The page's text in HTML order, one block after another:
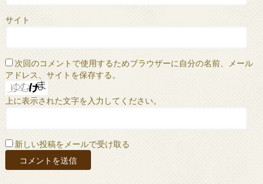
サイト
次回のコメントで使用するためブラウザーに自分の名前、メール
アドレス、サイトを保存する。
上に表示された文字を入力してください。
新しい投稿をメールで受け取る